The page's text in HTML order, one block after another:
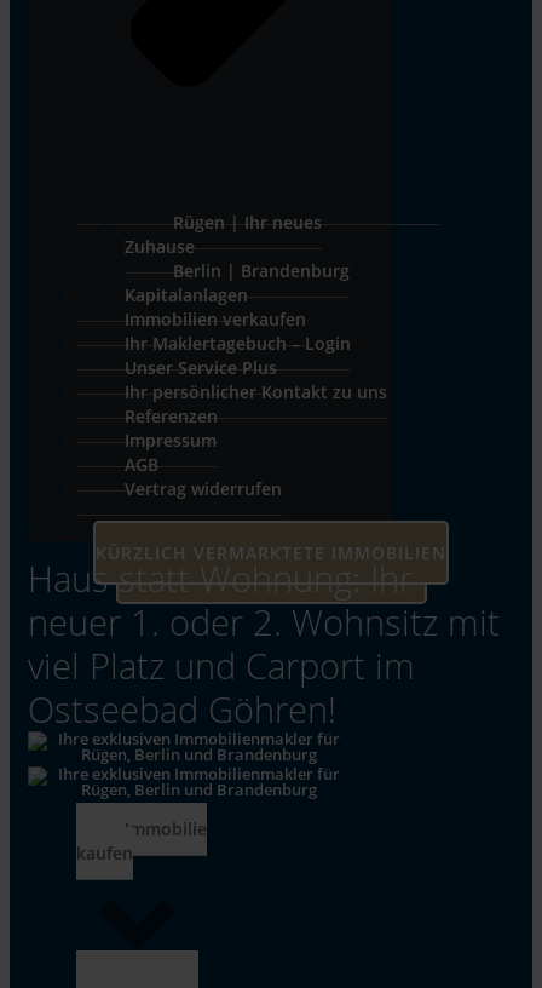
Rügen | Ihr neues
Zuhause
Berlin | Brandenburg
Kapitalanlagen
Immobilien verkaufen
Ihr Maklertagebuch – Login
Unser Service Plus
Ihr persönlicher Kontakt zu uns
Referenzen
Impressum
AGB
Vertrag widerrufen
UNSERE AKTUELLEN IMMOBILIEN
KÜRZLICH VERMARKTETE IMMOBILIEN
Haus statt Wohnung: Ihr
neuer 1. oder 2. Wohnsitz mit
viel Platz und Carport im
Ostseebad Göhren!
Immobilie
kaufen